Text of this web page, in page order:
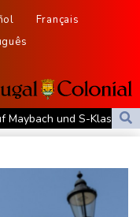
Français
Maybach und S-Klasse
gewinnt Gold
Justizminister Blanche